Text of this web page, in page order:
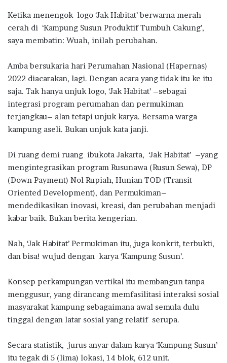
e
b
o
k
it
te
at
s
p
p
e e
g
m
ar
e
Ketika menengok logo ‘Jak Habitat’ berwarna merah
cerah di ‘Kampung Susun Produktif Tumbuh Cakung’,
saya membatin: Wuah, inilah perubahan.
Amba bersukaria hari Perumahan Nasional (Hapernas)
2022 diacarakan, lagi. Dengan acara yang tidak itu ke itu
saja. Tak hanya unjuk logo, ‘Jak Habitat’ –sebagai
integrasi program perumahan dan permukiman
terjangkau– alan tetapi unjuk karya. Bersama warga
kampung aseli. Bukan unjuk kata janji.
Di ruang demi ruang ibukota Jakarta, ‘Jak Habitat’ –yang
mengintegrasikan program Rusunawa (Rusun Sewa), DP
(Down Payment) Nol Rupiah, Hunian TOD (Transit
Oriented Development), dan Permukiman–
mendedikasikan inovasi, kreasi, dan perubahan menjadi
kabar baik. Bukan berita kengerian.
Nah, ‘Jak Habitat’ Permukiman itu, juga konkrit, terbukti,
dan bisa! wujud dengan karya ‘Kampung Susun’.
Konsep perkampungan vertikal itu membangun tanpa
menggusur, yang dirancang memfasilitasi interaksi sosial
masyarakat kampung sebagaimana awal semula dulu
tinggal dengan latar sosial yang relatif serupa.
Secara statistik, jurus anyar dalam karya ‘Kampung Susun’
itu tegak di 5 (lima) lokasi, 14 blok, 612 unit.